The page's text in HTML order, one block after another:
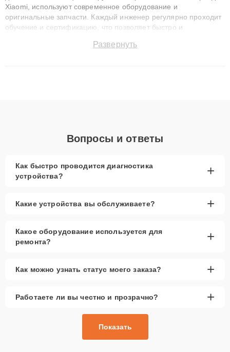
Xiaomi, используют современное оборудование и
оригинальные запчасти. Каждый инженер регулярно проходит
обучение и сертификацию, что позволяет быстро и
сохранением гарантии до 3 лет. Наши мастера решают
Развернуть
Вопросы и ответы
Как быстро проводится диагностика
устройства?
+
Какие устройства вы обслуживаете? +
Какое оборудование используется для
ремонта?
+
Как можно узнать статус моего заказа? +
Работаете ли вы честно и прозрачно? +
Показать